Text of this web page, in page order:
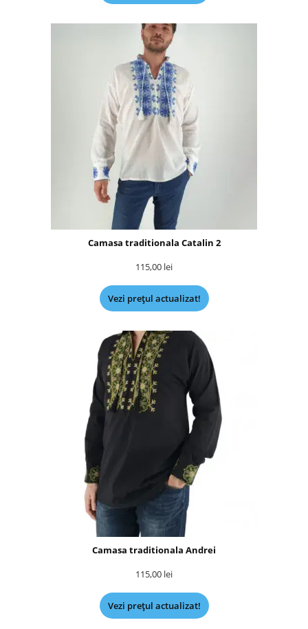
Camasa traditionala Catalin 2
115,00 lei
Vezi prețul actualizat!
Camasa traditionala Andrei
115,00 lei
Vezi prețul actualizat!